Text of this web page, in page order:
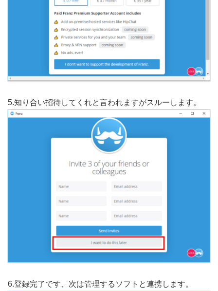
5.知り合い招待してくれと言われますがスルーします。
6.登録完了です、次は管理するソフトと連携します。